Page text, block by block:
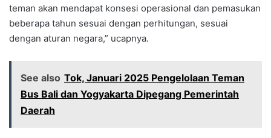
teman akan mendapat konsesi operasional dan pemasukan
beberapa tahun sesuai dengan perhitungan, sesuai
dengan aturan negara,” ucapnya.
See also Tok, Januari 2025 Pengelolaan Teman
Bus Bali dan Yogyakarta Dipegang Pemerintah
Daerah